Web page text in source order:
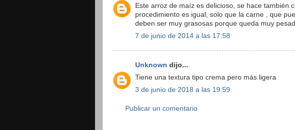
Este arroz de maíz es delicioso, se hace también
procedimiento es igual, solo que la carne , que
deben ser muy grasosas porque queda muy
7 de junio de 2014 a las 17:58
Unknown dijo...
Tiene una textura tipo crema pero más ligera
3 de junio de 2018 a las 19:59
Publicar un comentario